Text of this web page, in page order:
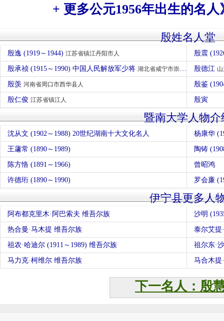
+ 更多公元1956年出生的名人
殷姓名人堂
殷逸 (1919～1944) 江苏省镇江丹阳市人 殷震
殷承祯 (1915～1990) 中国人民解放军少将 湖北省咸宁市崇阳人 殷德江
殷羡 河南省周口市西华县人 殷鉴
殷仁俊 江苏省镇江人 殷寅
暨南大学人物介
沈从文 (1902～1988) 20世纪湖南十大文化名人 杨康华
王蘧常 (1890～1989) 陶铸
陈方恪 (1891～1966) 曾昭鸿
许德珩 (1890～1990) 罗会廉
伊宁县更多人
阿布都克里木·阿巴索夫 维吾尔族 沙明
热合曼·马木提 维吾尔族 泰尔艾提
祖农·哈迪尔 (1911～1989) 维吾尔族 祖尔东·
马力克·柯维尔 维吾尔族 马合木提
下一名人：殷